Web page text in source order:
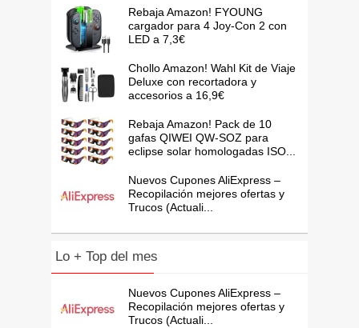
Rebaja Amazon! FYOUNG
cargador para 4 Joy-Con 2 con
LED a 7,3€
Chollo Amazon! Wahl Kit de Viaje
Deluxe con recortadora y
accesorios a 16,9€
Rebaja Amazon! Pack de 10
gafas QIWEI QW-SOZ para
eclipse solar homologadas ISO...
Nuevos Cupones AliExpress –
Recopilación mejores ofertas y
Trucos (Actuali...
Lo + Top del mes
Nuevos Cupones AliExpress –
Recopilación mejores ofertas y
Trucos (Actuali...